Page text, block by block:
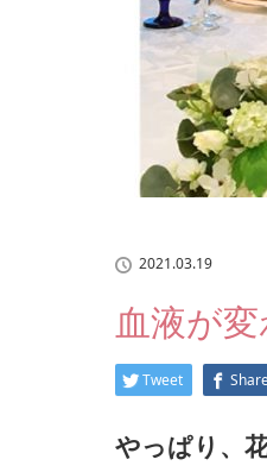
2021.03.19
血液が
Tweet
やっぱり、